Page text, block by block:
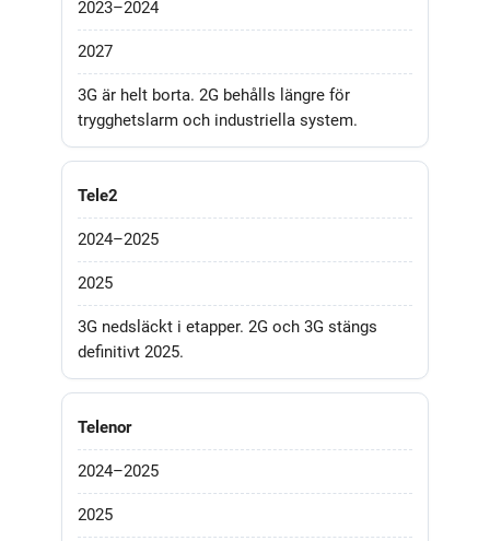
2023–2024
2027
3G är helt borta. 2G behålls längre för
trygghetslarm och industriella system.
Tele2
2024–2025
2025
3G nedsläckt i etapper. 2G och 3G stängs
definitivt 2025.
Telenor
2024–2025
2025